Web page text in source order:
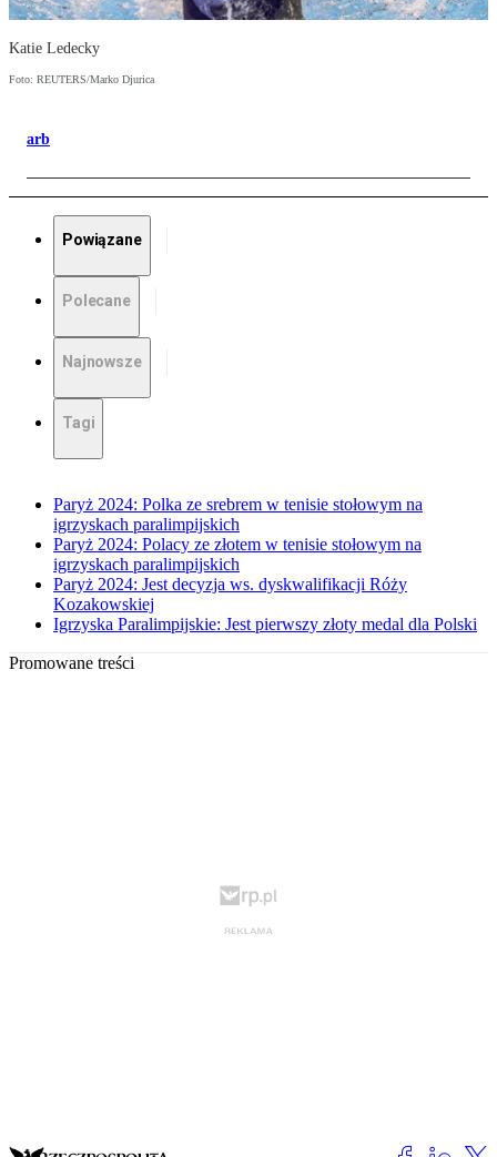
Katie Ledecky
Foto: REUTERS/Marko Djurica
arb
Powiązane
Polecane
Najnowsze
Tagi
Paryż 2024: Polka ze srebrem w tenisie stołowym na
igrzyskach paralimpijskich
Paryż 2024: Polacy ze złotem w tenisie stołowym na
igrzyskach paralimpijskich
Paryż 2024: Jest decyzja ws. dyskwalifikacji Róży
Kozakowskiej
Igrzyska Paralimpijskie: Jest pierwszy złoty medal dla Polski
Promowane treści